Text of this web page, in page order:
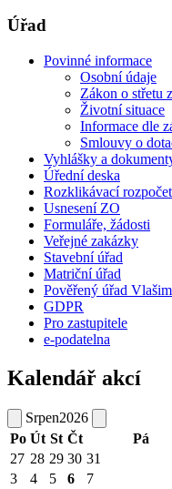
Úřad
Povinné informace
Osobní údaje
Zákon o střetu
Životní situace
Informace dle
Smlouvy o
Vyhlášky a
Úřední deska
Rozklikávací rozpočet
Usnesení ZO
Formuláře, žádosti
Veřejné zakázky
Stavební úřad
Matriční úřad
Pověřený úřad Vlašim
GDPR
Pro zastupitele
e-podatelna
Kalendář akcí
Srpen2026
Po Út St Čt Pá
27 28 29 30 31
3
4 5 6 7